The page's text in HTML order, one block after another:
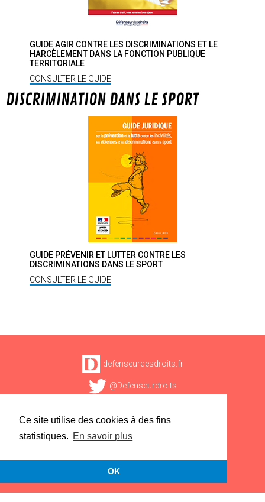
Ce site utilise des cookies à des fins
statistiques. En savoir plus
OK
GUIDE AGIR CONTRE LES DISCRIMINATIONS ET LE
HARCÈLEMENT DANS LA FONCTION PUBLIQUE
TERRITORIALE
CONSULTER LE GUIDE
DISCRIMINATION DANS LE SPORT
GUIDE PRÉVENIR ET LUTTER CONTRE LES
DISCRIMINATIONS DANS LE SPORT
CONSULTER LE GUIDE
defenseurdesdroits.fr
@Defenseurdroits
linkedin.com
Mentions légales